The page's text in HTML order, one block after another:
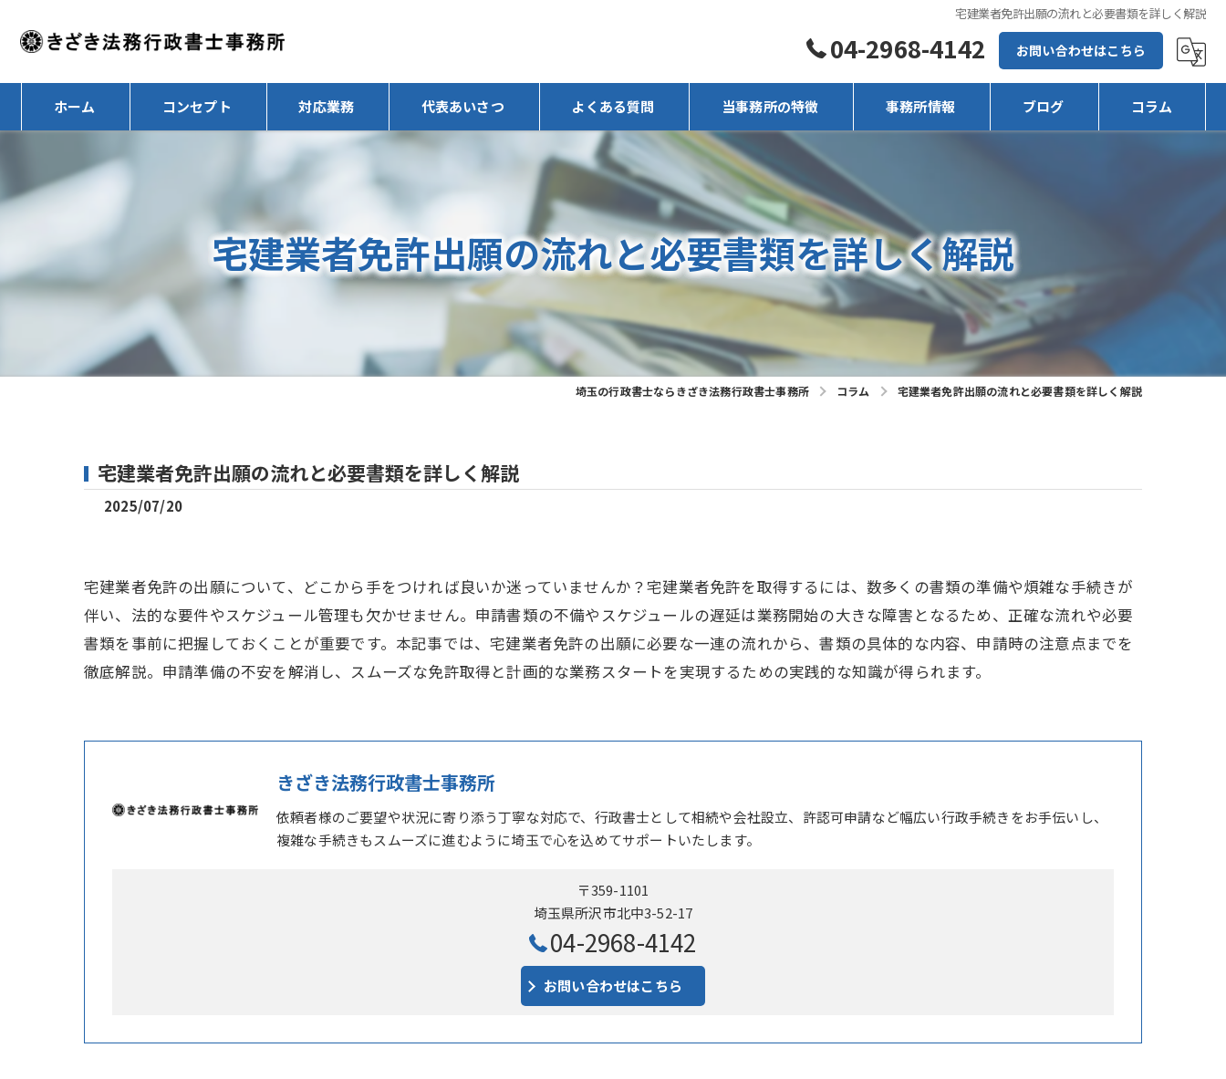
宅建業者免許出願の流れと必要書類を詳しく解説
04-2968-4142 お問い合わせはこちら
ホーム コンセプト 対応業務 代表あいさつ よくある質問 当事務所の特徴
任意売却
相続
遺言
後見人
不動産
事務所情報 ブログ コラム
宅建業者免許出願の流れと必要書類を詳しく解説
埼玉の行政書士ならきざき法務行政書士事務所 コラム 宅建業者免許出願の流れと必要書類を詳しく解説
宅建業者免許出願の流れと必要書類を詳しく解説
2025/07/20
宅建業者免許の出願について、どこから手をつければ良いか迷っていませんか？宅建業者免許を取得するには、数多くの書類の準備や煩雑な手続きが
伴い、法的な要件やスケジュール管理も欠かせません。申請書類の不備やスケジュールの遅延は業務開始の大きな障害となるため、正確な流れや必要
書類を事前に把握しておくことが重要です。本記事では、宅建業者免許の出願に必要な一連の流れから、書類の具体的な内容、申請時の注意点までを
徹底解説。申請準備の不安を解消し、スムーズな免許取得と計画的な業務スタートを実現するための実践的な知識が得られます。
きざき法務行政書士事務所
依頼者様のご要望や状況に寄り添う丁寧な対応で、行政書士として相続や会社設立、許認可申請など幅広い行政手続きをお手伝いし、
複雑な手続きもスムーズに進むように埼玉で心を込めてサポートいたします。
〒359-1101
埼玉県所沢市北中3-52-17
04-2968-4142
お問い合わせはこちら